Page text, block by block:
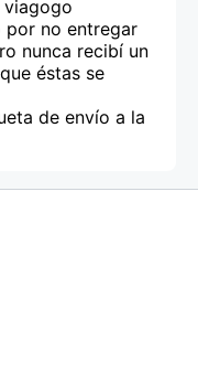
viagogo
por no entregar
nunca recibí un
éstas se
de envío a la